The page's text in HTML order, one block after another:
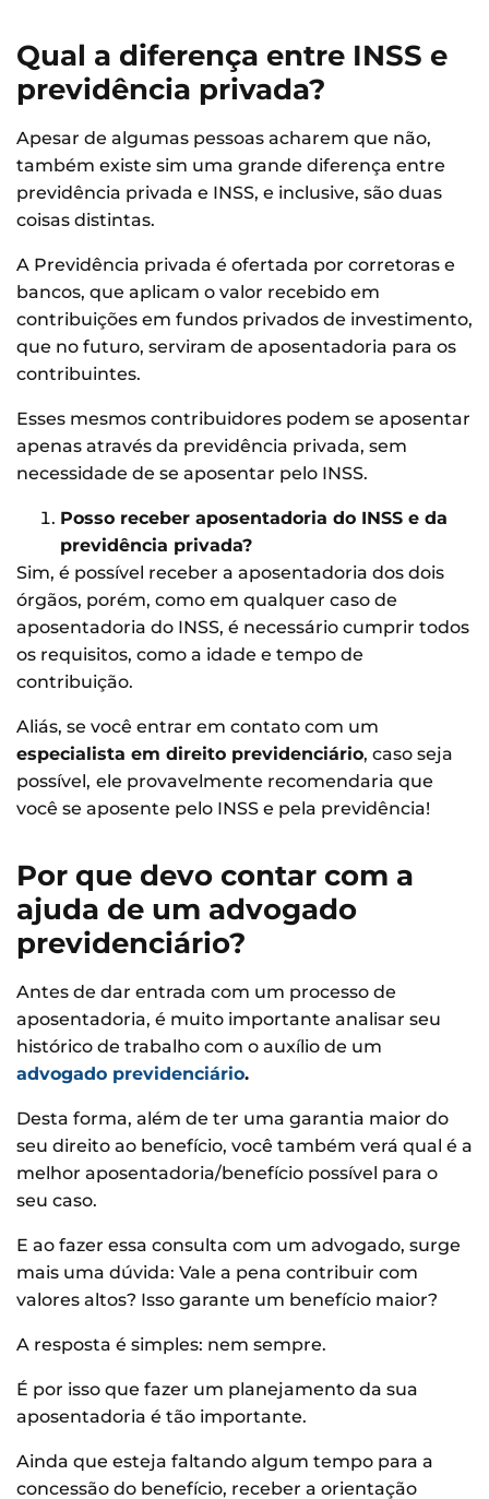
Qual a diferença entre INSS e
previdência privada?
Apesar de algumas pessoas acharem que não,
também existe sim uma grande diferença entre
previdência privada e INSS, e inclusive, são duas
coisas distintas.
A Previdência privada é ofertada por corretoras e
bancos, que aplicam o valor recebido em
contribuições em fundos privados de investimento,
que no futuro, serviram de aposentadoria para os
contribuintes.
Esses mesmos contribuidores podem se aposentar
apenas através da previdência privada, sem
necessidade de se aposentar pelo INSS.
Posso receber aposentadoria do INSS e da
previdência privada?
Sim, é possível receber a aposentadoria dos dois
órgãos, porém, como em qualquer caso de
aposentadoria do INSS, é necessário cumprir todos
os requisitos, como a idade e tempo de
contribuição.
Aliás, se você entrar em contato com um
especialista em direito previdenciário, caso seja
possível, ele provavelmente recomendaria que
você se aposente pelo INSS e pela previdência!
Por que devo contar com a
ajuda de um advogado
previdenciário?
Antes de dar entrada com um processo de
aposentadoria, é muito importante analisar seu
histórico de trabalho com o auxílio de um
advogado previdenciário.
Desta forma, além de ter uma garantia maior do
seu direito ao benefício, você também verá qual é a
melhor aposentadoria/benefício possível para o
seu caso.
E ao fazer essa consulta com um advogado, surge
mais uma dúvida: Vale a pena contribuir com
valores altos? Isso garante um benefício maior?
A resposta é simples: nem sempre.
É por isso que fazer um planejamento da sua
aposentadoria é tão importante.
Ainda que esteja faltando algum tempo para a
concessão do benefício, receber a orientação